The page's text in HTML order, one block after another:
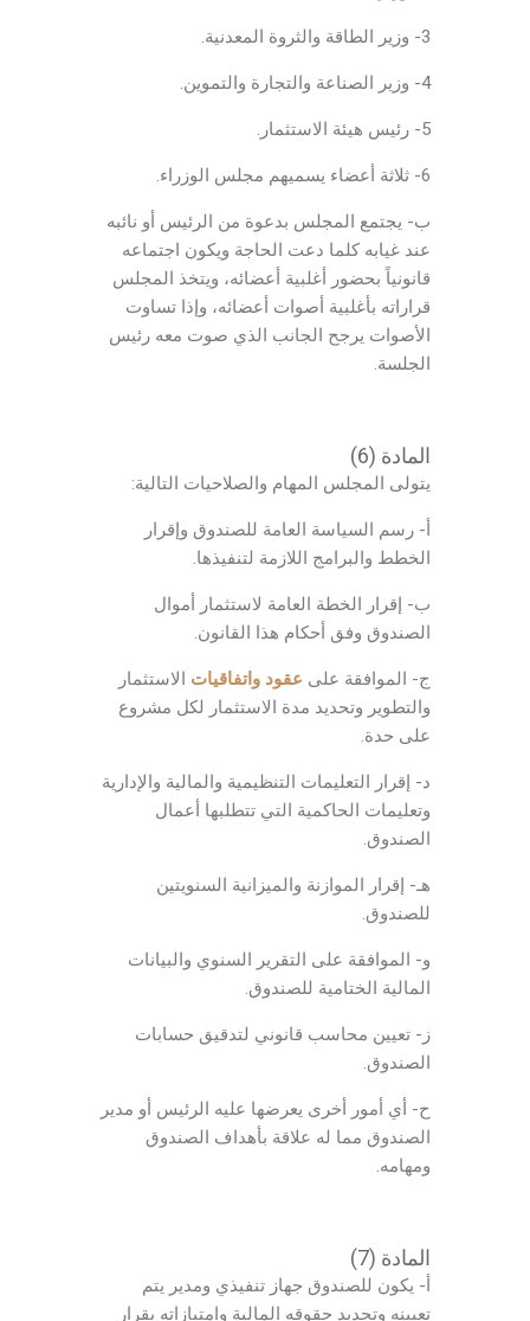
3- وزير الطاقة والثروة المعدنية.
4- وزير الصناعة والتجارة والتموين.
5- رئيس هيئة الاستثمار.
6- ثلاثة أعضاء يسميهم مجلس الوزراء.
ب- يجتمع المجلس بدعوة من الرئيس أو نائبه
عند غيابه كلما دعت الحاجة ويكون اجتماعه
قانونياً بحضور أغلبية أعضائه، ويتخذ المجلس
قراراته بأغلبية أصوات أعضائه، وإذا تساوت
الأصوات يرجح الجانب الذي صوت معه رئيس
الجلسة.
المادة (6)
يتولى المجلس المهام والصلاحيات التالية:
أ- رسم السياسة العامة للصندوق وإقرار
الخطط والبرامج اللازمة لتنفيذها.
ب- إقرار الخطة العامة لاستثمار أموال
الصندوق وفق أحكام هذا القانون.
ج- الموافقة على عقود واتفاقيات الاستثمار
والتطوير وتحديد مدة الاستثمار لكل مشروع
على حدة.
د- إقرار التعليمات التنظيمية والمالية والإدارية
وتعليمات الحاكمية التي تتطلبها أعمال
الصندوق.
هـ- إقرار الموازنة والميزانية السنويتين
للصندوق.
و- الموافقة على التقرير السنوي والبيانات
المالية الختامية للصندوق.
ز- تعيين محاسب قانوني لتدقيق حسابات
الصندوق.
ح- أي أمور أخرى يعرضها عليه الرئيس أو مدير
الصندوق مما له علاقة بأهداف الصندوق
ومهامه.
المادة (7)
أ- يكون للصندوق جهاز تنفيذي ومدير يتم
تعيينه وتحديد حقوقه المالية وامتيازاته بقرار